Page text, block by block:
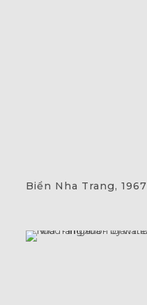
Biển Nha Trang, 1967